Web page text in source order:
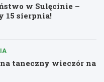
w Sulęcinie –
15 sierpnia!
taneczny wieczór na